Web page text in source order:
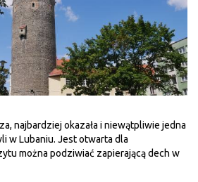
najbardziej okazała i niewątpliwie jedna
w Lubaniu. Jest otwarta dla
można podziwiać zapierającą dech w